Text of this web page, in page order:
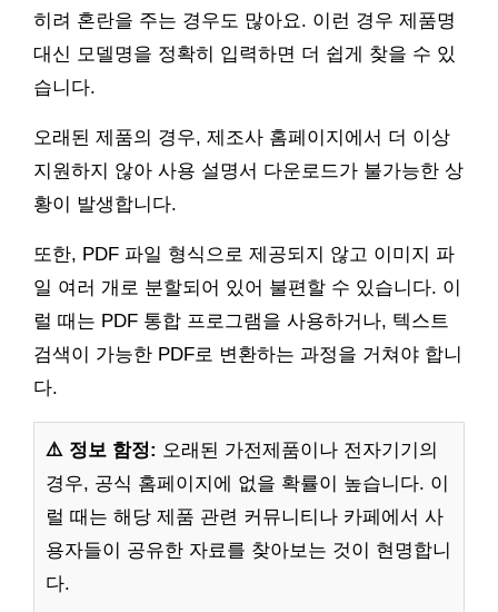
히려 혼란을 주는 경우도 많아요. 이런 경우 제품명
대신 모델명을 정확히 입력하면 더 쉽게 찾을 수 있
습니다.
오래된 제품의 경우, 제조사 홈페이지에서 더 이상
지원하지 않아 사용 설명서 다운로드가 불가능한 상
황이 발생합니다.
또한, PDF 파일 형식으로 제공되지 않고 이미지 파
일 여러 개로 분할되어 있어 불편할 수 있습니다. 이
럴 때는 PDF 통합 프로그램을 사용하거나, 텍스트
검색이 가능한 PDF로 변환하는 과정을 거쳐야 합니
다.
⚠️ 정보 함정: 오래된 가전제품이나 전자기기의
경우, 공식 홈페이지에 없을 확률이 높습니다. 이
럴 때는 해당 제품 관련 커뮤니티나 카페에서 사
용자들이 공유한 자료를 찾아보는 것이 현명합니
다.